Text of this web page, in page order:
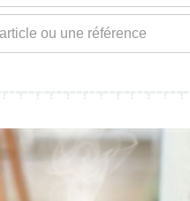
ou une référence